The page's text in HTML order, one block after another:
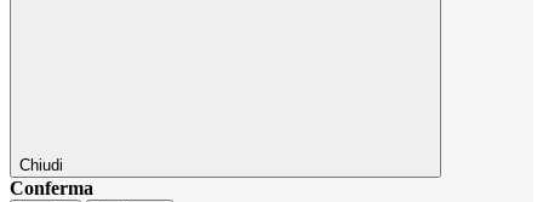
Chiudi
Conferma